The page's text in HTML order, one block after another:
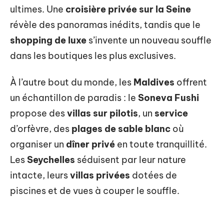
ultimes. Une croisière privée sur la Seine
révèle des panoramas inédits, tandis que le
shopping de luxe s’invente un nouveau souffle
dans les boutiques les plus exclusives.
À l’autre bout du monde, les Maldives offrent
un échantillon de paradis : le Soneva Fushi
propose desvillas sur pilotis, un service
d’orfèvre, des plages de sable blanc où
organiser un dîner privé en toute tranquillité.
Les Seychelles séduisent par leur nature
intacte, leursvillas privées dotées de
piscines et de vues à couper le souffle.